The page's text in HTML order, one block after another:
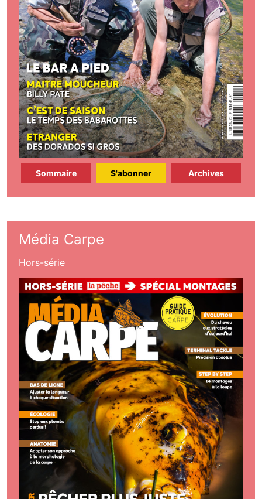
Sommaire S'abonner Archives
Média Carpe
Hors-série